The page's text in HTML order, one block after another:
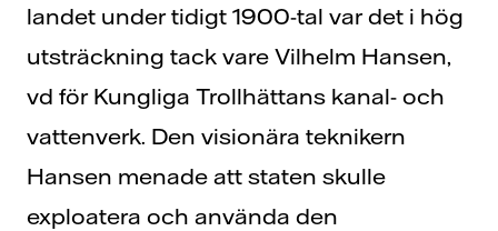
landet under tidigt 1900-tal var det i hög
utsträckning tack vare Vilhelm Hansen,
vd för Kungliga Trollhättans kanal- och
vattenverk. Den visionära teknikern
Hansen menade att staten skulle
exploatera och använda den